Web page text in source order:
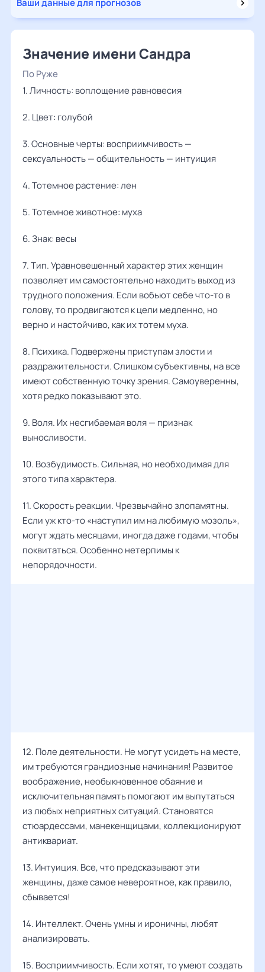
Ваши данные для прогнозов
Значение имени Сандра
По Руже
1. Личность: воплощение равновесия
2. Цвет: голубой
3. Основные черты: восприимчивость —
сексуальность — общительность — интуиция
4. Тотемное растение: лен
5. Тотемное животное: муха
6. Знак: весы
7. Тип. Уравновешенный характер этих женщин
позволяет им самостоятельно находить выход из
трудного положения. Если вобьют себе что-то в
голову, то продвигаются к цели медленно, но
верно и настойчиво, как их тотем муха.
8. Психика. Подвержены приступам злости и
раздражительности. Слишком субъективны, на все
имеют собственную точку зрения. Самоуверенны,
хотя редко показывают это.
9. Воля. Их несгибаемая воля — признак
выносливости.
10. Возбудимость. Сильная, но необходимая для
этого типа характера.
11. Скорость реакции. Чрезвычайно злопамятны.
Если уж кто-то «наступил им на любимую мозоль»,
могут ждать месяцами, иногда даже годами, чтобы
поквитаться. Особенно нетерпимы к
непорядочности.
12. Поле деятельности. Не могут усидеть на месте,
им требуются грандиозные начинания! Развитое
воображение, необыкновенное обаяние и
исключительная память помогают им выпутаться
из любых неприятных ситуаций. Становятся
стюардессами, манекенщицами, коллекционируют
антиквариат.
13. Интуиция. Все, что предсказывают эти
женщины, даже самое невероятное, как правило,
сбывается!
14. Интеллект. Очень умны и ироничны, любят
анализировать.
15. Восприимчивость. Если хотят, то умеют создать